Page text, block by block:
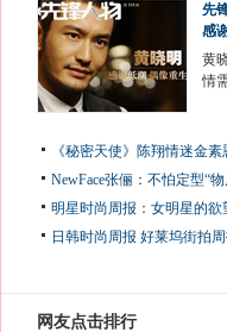
先
感
黄
情
《秘密天使》陈翔情迷金
NewFace张俪：不怕定型“
明星时尚周报：女明星的欲
日韩时尚周报 好莱坞街拍
网友点击排行